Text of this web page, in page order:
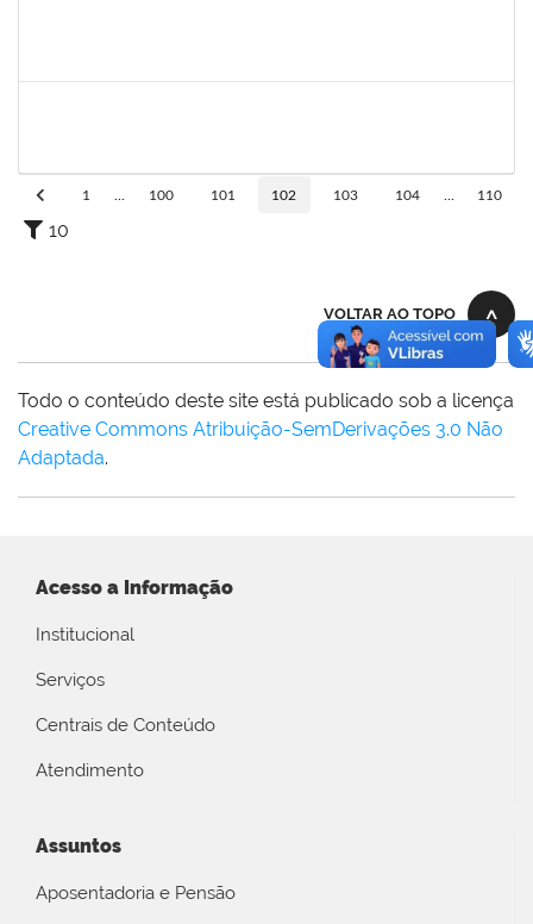
1 100 101 102 103 104 110
10
VOLTAR AO TOPO
Todo o conteúdo deste site está publicado sob a licença
Creative Commons Atribuição-SemDerivações 3.0 Não
Adaptada.
Acesso a Informação
Institucional
Serviços
Centrais de Conteúdo
Atendimento
Assuntos
Aposentadoria e Pensão